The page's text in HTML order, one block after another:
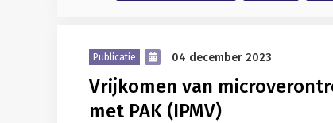
Publicatie 04 december 2023
Vrijkomen van
met PAK (IPMV)